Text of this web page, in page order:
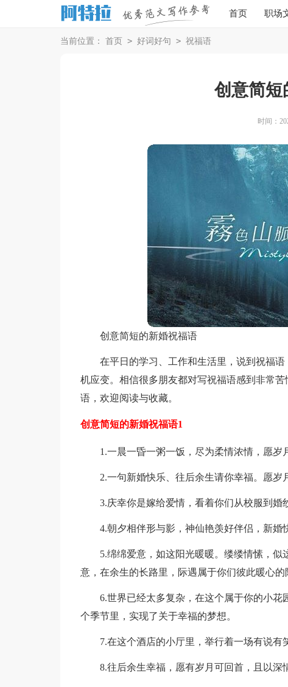
首页 职场
当前位置： 首页 > 好词好句 > 祝福语
创意简短
时间：
创意简短的新婚祝福语
在平日的学习、工作和生活里，说到祝福
机应变。相信很多朋友都对写祝福语感到非常
语，欢迎阅读与收藏。
创意简短的新婚祝福语1
1.一晨一昏一粥一饭，尽为柔情浓情，愿岁
2.一句新婚快乐、往后余生请你幸福。愿岁
3.庆幸你是嫁给爱情，看着你们从校服到婚
4.朝夕相伴形与影，神仙艳羡好伴侣，新婚
5.绵绵爱意，如这阳光暖暖。缕缕情愫，
意，在余生的长路里，际遇属于你们彼此暖心的
6.世界已经太多复杂，在这个属于你的小
个季节里，实现了关于幸福的梦想。
7.在这个酒店的小厅里，举行着一场有说有
8.往后余生幸福，愿有岁月可回首，且以深